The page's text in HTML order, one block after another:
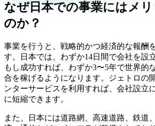
なぜ日本での事業にはメ
のか？
事業を行うと、戦略的かつ経済的な報酬
す。日本では、わずか14日間で会社を設
もし成功すれば、わずか3〜5年で世界的
合を稼げるようになります。ジェトロの
ンターサービスを利用すれば、会社設立
に短縮できます。
また、日本には道路網、高速道路、鉄道